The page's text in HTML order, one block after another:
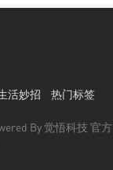
活妙招 热门标签
By 觉悟科技 官方